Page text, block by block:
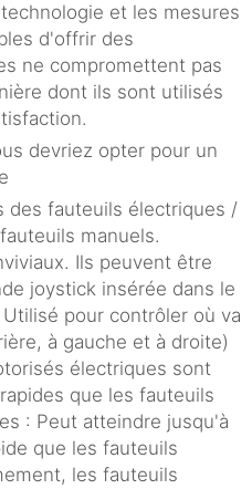
et les mesures
d'offrir des
ne compromettent pas
dont ils sont utilisés
devriez opter pour un
des fauteuils électriques /
manuels.
Ils peuvent être
joystick insérée dans le
pour contrôler où va
à gauche et à droite)
électriques sont
que les fauteuils
: Peut atteindre jusqu'à
que les fauteuils
les fauteuils